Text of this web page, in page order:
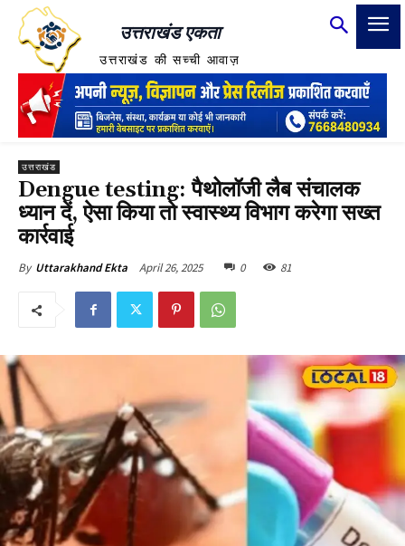
उत्तराखंड एकता
उत्तराखंड की सच्ची आवाज़
उत्तराखंड
Dengue testing: पैथोलॉजी लैब संचालक
ध्यान दें, ऐसा किया तो स्वास्थ्य विभाग करेगा सख्त
कार्रवाई
By Uttarakhand Ekta April 26, 2025 0 81